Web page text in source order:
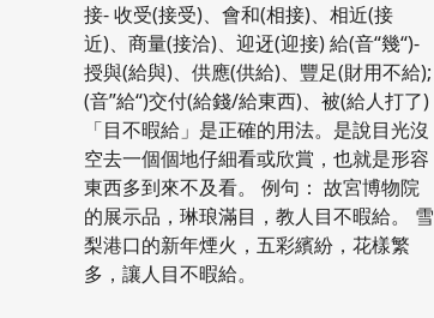
接- 收受(接受)、會和(相接)、相近(接
近)、商量(接洽)、迎迓(迎接) 給(音“幾“)-
授與(給與)、供應(供給)、豐足(財用不給);
(音”給“)交付(給錢/給東西)、被(給人打了)
「目不暇給」是正確的用法。是說目光沒
空去一個個地仔細看或欣賞，也就是形容
東西多到來不及看。 例句： 故宮博物院
的展示品，琳琅滿目，教人目不暇給。 雪
梨港口的新年煙火，五彩繽紛，花樣繁
多，讓人目不暇給。